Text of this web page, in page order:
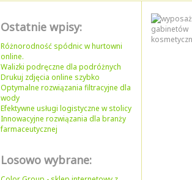
Ostatnie wpisy:
Różnorodność spódnic w hurtowni
online.
Walizki podręczne dla podróżnych
Drukuj zdjęcia online szybko
Optymalne rozwiązania filtracyjne dla
wody
Efektywne usługi logistyczne w stolicy
Innowacyjne rozwiązania dla branży
farmaceutycznej
Losowo wybrane: